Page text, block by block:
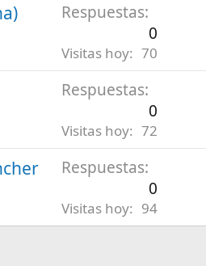
Respuestas
0
Visitas hoy 70
Respuestas
0
Visitas hoy 72
Respuestas
0
Visitas hoy 94